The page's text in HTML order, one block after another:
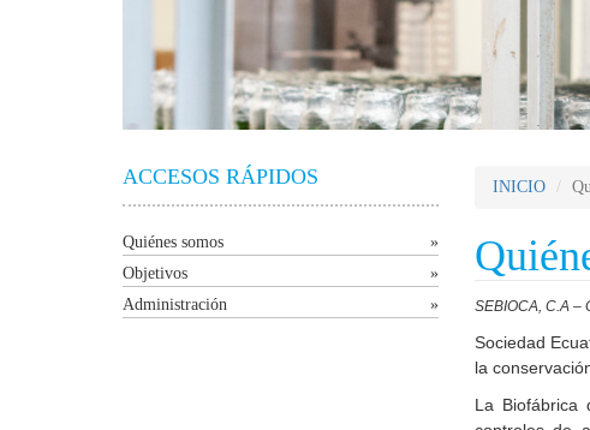
ACCESOS RÁPIDOS
Quiénes somos
»
Objetivos
»
Administración
»
INICIO
SEBIOCA, C.A –
Sociedad
la
La Biofábrica